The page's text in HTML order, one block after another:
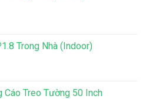
Trong Nhà (Indoor)
Cáo Treo Tường 50 Inch